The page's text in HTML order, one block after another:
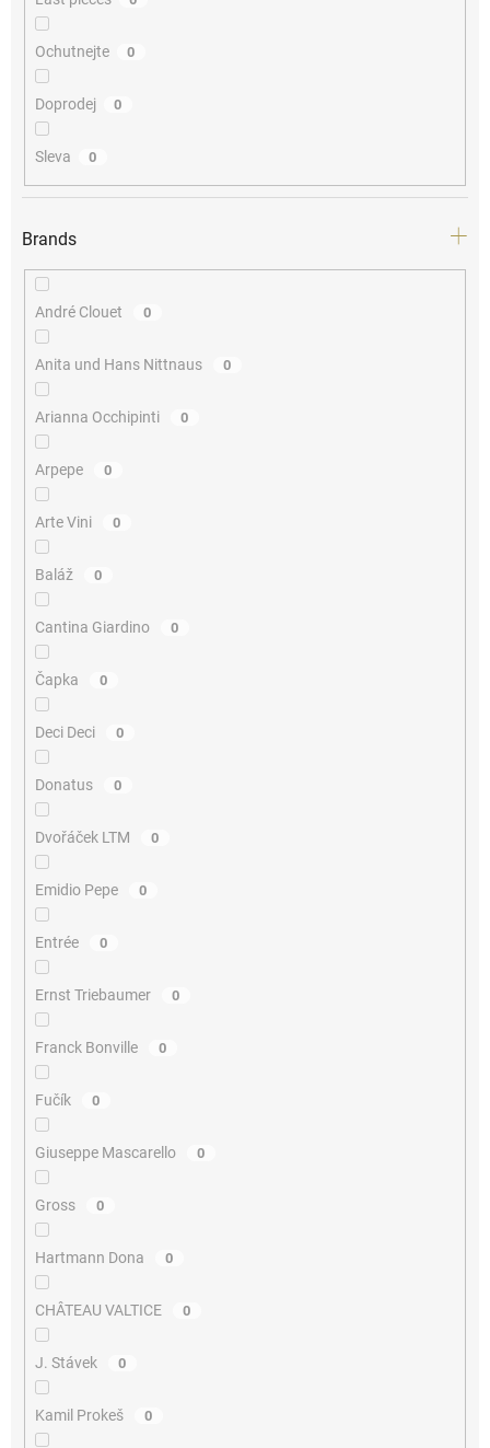
Ochutnejte 0
Doprodej 0
Sleva 0
Brands
André Clouet 0
Anita und Hans Nittnaus 0
Arianna Occhipinti 0
Arpepe 0
Arte Vini 0
Baláž 0
Cantina Giardino 0
Čapka 0
Deci Deci 0
Donatus 0
Dvořáček LTM 0
Emidio Pepe 0
Entrée 0
Ernst Triebaumer 0
Franck Bonville 0
Fučík 0
Giuseppe Mascarello 0
Gross 0
Hartmann Dona 0
CHÂTEAU VALTICE 0
J. Stávek 0
Kamil Prokeš 0